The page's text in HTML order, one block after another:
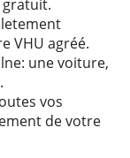
gratuit.
VHU agréé.
une voiture,
vos
de votre